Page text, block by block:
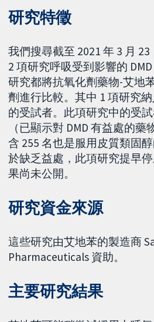
研究特徵
我們搜尋截至 2021 年 3 月
2 項研究呼吸受到影響的
研究都將抗氧化劑藥物-艾地
劑進行比較。其中 1 項研究納
的受試者。此項研究中的受
（已顯示對 DMD 有益處的
含 255 名也是服用皮質類固
於缺乏益處，此項研究提早
果尚未公開。
研究資金來源
這些研究由艾地苯的製造商
Pharmaceuticals 資助。
主要研究結果